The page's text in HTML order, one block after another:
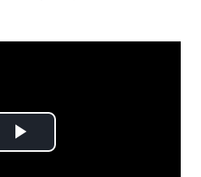
Play